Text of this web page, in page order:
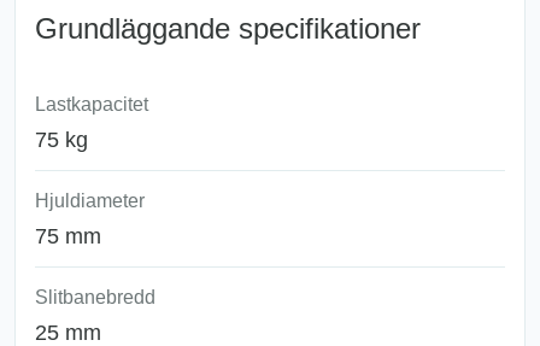
Grundläggande specifikationer
Lastkapacitet
75 kg
Hjuldiameter
75 mm
Slitbanebredd
25 mm